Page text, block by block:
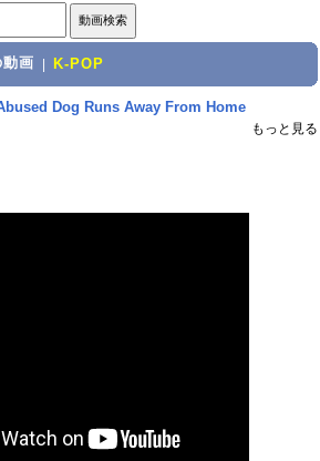
動画 K-POP
Dog Runs Away From Home
もっと見る